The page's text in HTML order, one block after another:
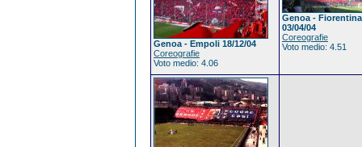
Genoa - Empoli 18/12/04
Coreografie
Voto medio: 4.06
Genoa - Fiorentina
03/04/04
Coreografie
Voto medio: 4.51